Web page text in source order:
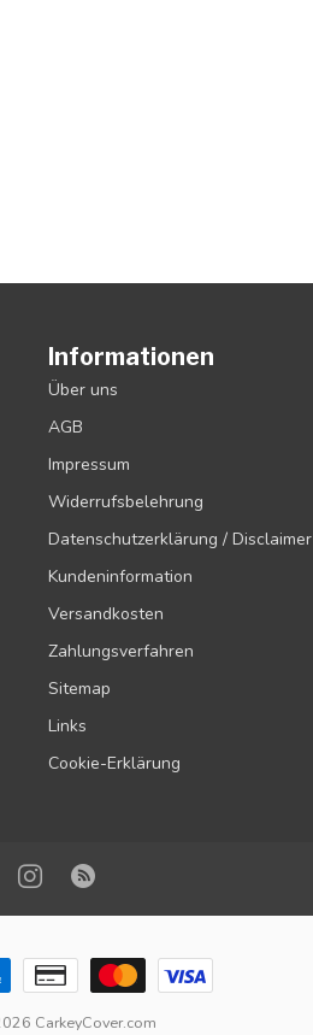
Informationen
Über uns
AGB
Impressum
Widerrufsbelehrung
Datenschutzerklärung / Disclaimer
Kundeninformation
Versandkosten
Zahlungsverfahren
Sitemap
Links
Cookie-Erklärung
CarkeyCover.com